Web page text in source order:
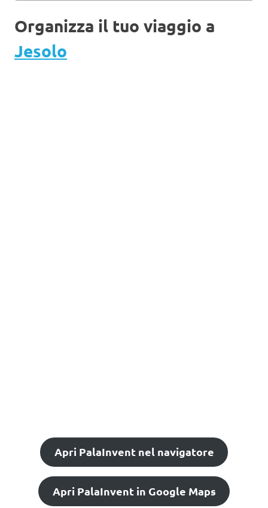
Organizza il tuo viaggio a
Jesolo
Apri PalaInvent nel navigatore
Apri PalaInvent in Google Maps